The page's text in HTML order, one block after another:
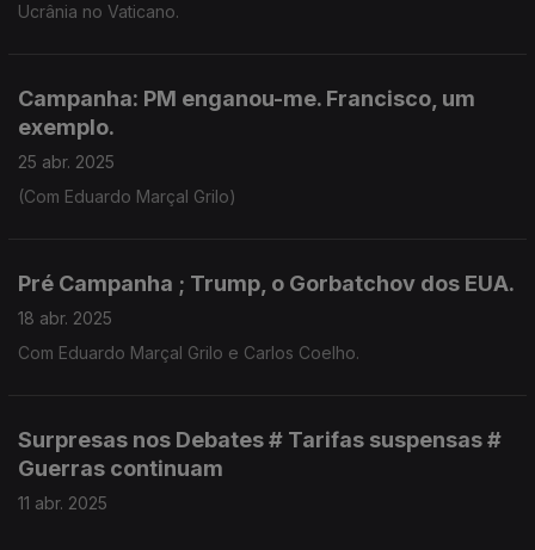
Ucrânia no Vaticano.
Campanha: PM enganou-me. Francisco, um
exemplo.
25 abr. 2025
(Com Eduardo Marçal Grilo)
Pré Campanha ; Trump, o Gorbatchov dos EUA.
18 abr. 2025
Com Eduardo Marçal Grilo e Carlos Coelho.
Surpresas nos Debates # Tarifas suspensas #
Guerras continuam
11 abr. 2025